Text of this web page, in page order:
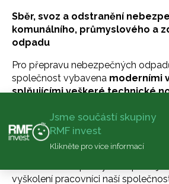
Jsme součástí skupiny
RMF invest
Klikněte pro více informací
Sběr, svoz a odstranění
komunálního, průmyslového a
odpadu
Pro přepravu nebezpečných
společnost vybavena moderními
splňujícími veškeré technické
bezproblémovou manipulaci a
uložení odpadu ve vozidle, vše v
legislativou.
Při sběru nebezpečných odpadů
vyškolení pracovníci naší